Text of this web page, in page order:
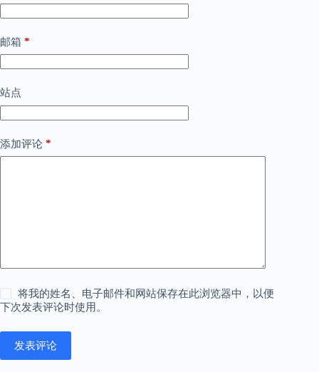
邮箱 *
站点
添加评论 *
将我的姓名、电子邮件和网站保存在此浏览器中，以便
下次发表评论时使用。
发表评论